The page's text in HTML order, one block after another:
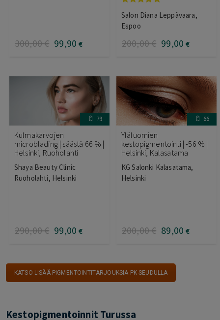
300,00€ 99,90 €
tuotteesta:
5.00/ 5
Salon Diana Leppävaara,
Espoo
200,00€ 99,00 €
79
Kulmakarvojen
microblading | säästä 66 % |
Helsinki, Ruoholahti
Shaya Beauty Clinic
Ruoholahti, Helsinki
290,00€ 99,00 €
66
Yläluomien
kestopigmentointi | -56 % |
Helsinki, Kalasatama
KG Salonki Kalasatama,
Helsinki
200,00€ 89,00 €
KATSO LISÄÄ PIGMENTOINTITARJOUKSIA PK-SEUDULLA
Kestopigmentoinnit Turussa